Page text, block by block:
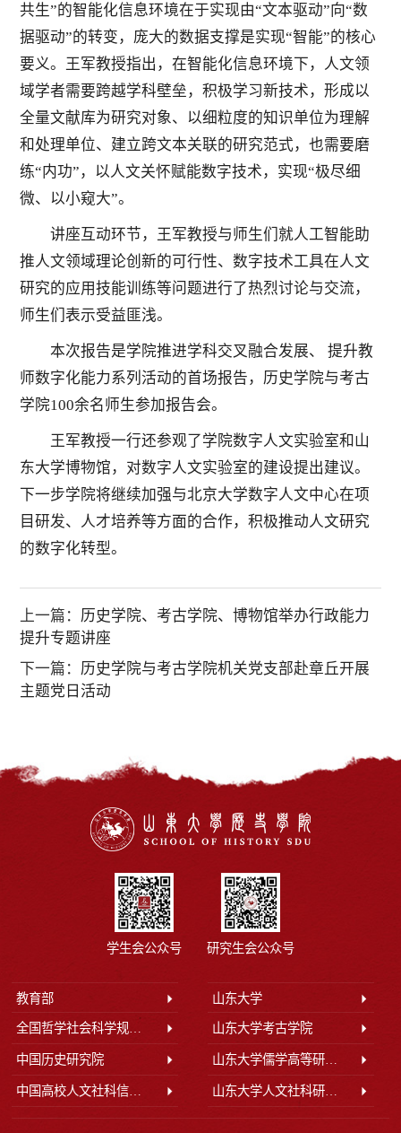
共生”的智能化信息环境在于实现由“文本驱动”向“数
据驱动”的转变，庞大的数据支撑是实现“智能”的核心
要义。王军教授指出，在智能化信息环境下，人文领
域学者需要跨越学科壁垒，积极学习新技术，形成以
全量文献库为研究对象、以细粒度的知识单位为理解
和处理单位、建立跨文本关联的研究范式，也需要磨
练“内功”，以人文关怀赋能数字技术，实现“极尽细
微、以小窥大”。
讲座互动环节，王军教授与师生们就人工智能助
推人文领域理论创新的可行性、数字技术工具在人文
研究的应用技能训练等问题进行了热烈讨论与交流，
师生们表示受益匪浅。
本次报告是学院推进学科交叉融合发展、 提升教
师数字化能力系列活动的首场报告，历史学院与考古
学院100余名师生参加报告会。
王军教授一行还参观了学院数字人文实验室和山
东大学博物馆，对数字人文实验室的建设提出建议。
下一步学院将继续加强与北京大学数字人文中心在项
目研发、人才培养等方面的合作，积极推动人文研究
的数字化转型。
上一篇： 历史学院、考古学院、博物馆举办行政能力
提升专题讲座
下一篇： 历史学院与考古学院机关党支部赴章丘开展
主题党日活动
学生会公众号 研究生会公众号
教育部 山东大学
全国哲学社会科学规划办公室 山东大学考古学院
中国历史研究院 山东大学儒学高等研究院
中国高校人文社科信息网 山东大学人文社科研究院